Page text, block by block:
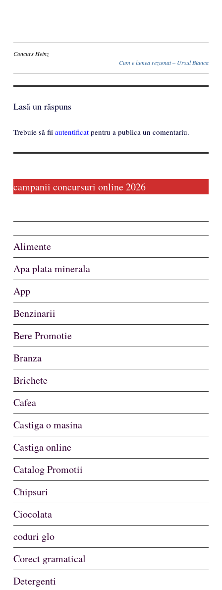
Inscriere
Concurs Heinz
Cum e lumea rezumat – Ursul Bianca
Lasă un răspuns
Trebuie să fii autentificat pentru a publica un comentariu.
campanii concursuri online 2026
Alimente
Apa plata minerala
App
Benzinarii
Bere Promotie
Branza
Brichete
Cafea
Castiga o masina
Castiga online
Catalog Promotii
Chipsuri
Ciocolata
coduri glo
Corect gramatical
Detergenti